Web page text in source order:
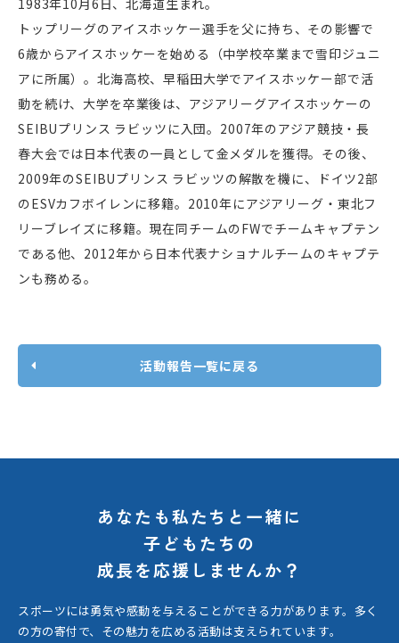
トップリーグのアイスホッケー選手を父に持ち、その影響で
6歳からアイスホッケーを始める（中学校卒業まで雪印ジュニ
アに所属）。北海高校、早稲田大学でアイスホッケー部で活
動を続け、大学を卒業後は、アジアリーグアイスホッケーの
SEIBUプリンス ラビッツに入団。2007年のアジア競技・長
春大会では日本代表の一員として金メダルを獲得。その後、
2009年のSEIBUプリンス ラビッツの解散を機に、ドイツ2部
のESVカフボイレンに移籍。2010年にアジアリーグ・東北フ
リーブレイズに移籍。現在同チームのFWでチームキャプテン
である他、2012年から日本代表ナショナルチームのキャプテ
ンも務める。
活動報告一覧に戻る
あなたも私たちと一緒に
子どもたちの
成長を応援しませんか？
スポーツには勇気や感動を与えることができる力があります。 多く
の方の寄付で、その魅力を広める活動は支えられています。